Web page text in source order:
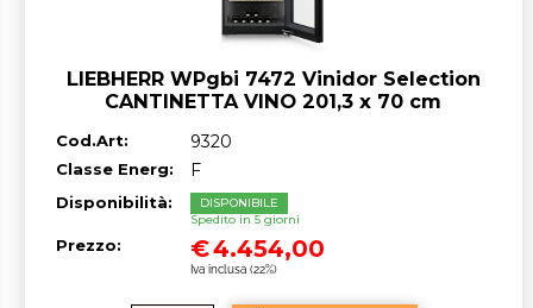
LIEBHERR WPgbi 7472 Vinidor Selection
CANTINETTA VINO 201,3 x 70 cm
RICHIEDI UN PREVENTIVO
Cod.Art: 9320
Classe Energ: F
Disponibilità:
DISPONIBILE
Spedito in 5 giorni
Prezzo: €4.454,00
Iva inclusa (22%)